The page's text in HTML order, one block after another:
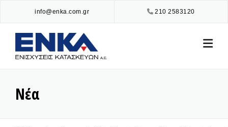
content
210 2583120
info@enka.com.gr
Νέα